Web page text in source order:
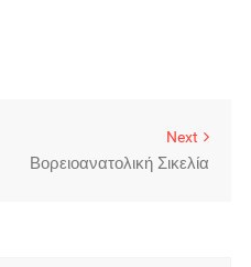
Next
Βορειοανατολική Σικελία